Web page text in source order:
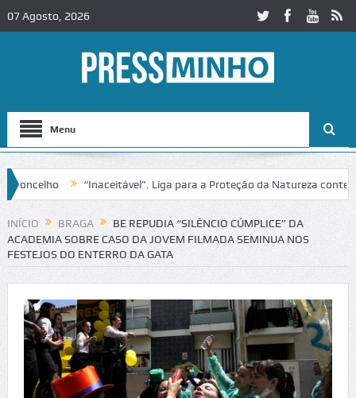
07 Agosto, 2026
Menu
“Inaceitável”. Liga para a Proteção da Natureza contesta
Alcobaça Igreja do Castelo de Cerveira assegura
INÍCIO BRAGA
BE REPUDIA “SILÊNCIO CÚMPLICE” DA
ACADEMIA SOBRE CASO DA JOVEM FILMADA SEMINUA NOS
FESTEJOS DO ENTERRO DA GATA